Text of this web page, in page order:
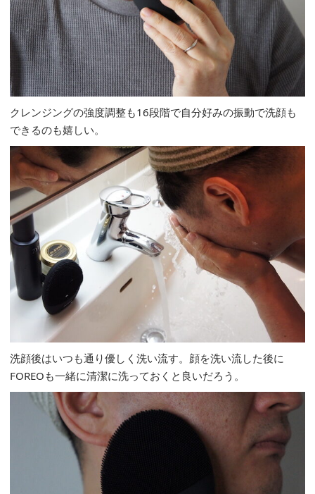
クレンジングの強度調整も16段階で自分好みの振動で洗顔も
できるのも嬉しい。
洗顔後はいつも通り優しく洗い流す。顔を洗い流した後に
FOREOも一緒に清潔に洗っておくと良いだろう。